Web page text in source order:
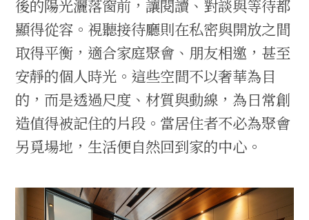
後的陽光灑落窗前，讓閱讀、對談與等待都
顯得從容。視聽接待廳則在私密與開放之間
取得平衡，適合家庭聚會、朋友相邀，甚至
安靜的個人時光。這些空間不以奢華為目
的，而是透過尺度、材質與動線，為日常創
造值得被記住的片段。當居住者不必為聚會
另覓場地，生活便自然回到家的中心。